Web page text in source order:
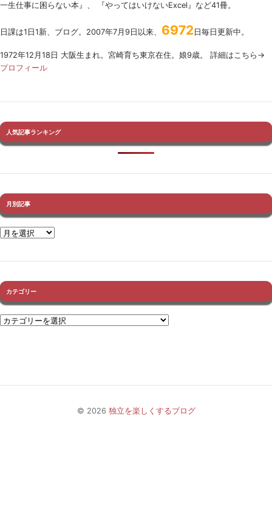
一生仕事に困らない本』、 『やってはいけないExcel』など41冊。
日課は1日1新、ブログ。2007年7月9日以来、 6972 日毎日更新中。
1972年12月18日 大阪生まれ。宮崎育ち東京在住。娘9歳。 詳細はこちら→
プロフィール
人気記事ランキング
月別記事
カテゴリー
© 2026 独立を楽しくするブログ